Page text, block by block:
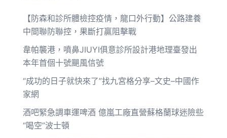
【防森和診所體檢控疫情，龍口外行動】公路建養
中間聯防聯控，果斷打贏阻擊戰
韋帕襲港，噴鼻JIUYI俱意診所設計港地理臺發出
本年首個十號颶風信號
“成功的日子就快來了”找九宮格分享–文史–中國作
家網
酒吧緊急調車運啤酒 億嵐工廠直營蘇格蘭球迷險些
“喝空”波士頓